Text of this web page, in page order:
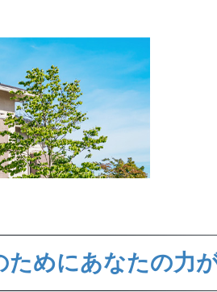
ためにあなたの力